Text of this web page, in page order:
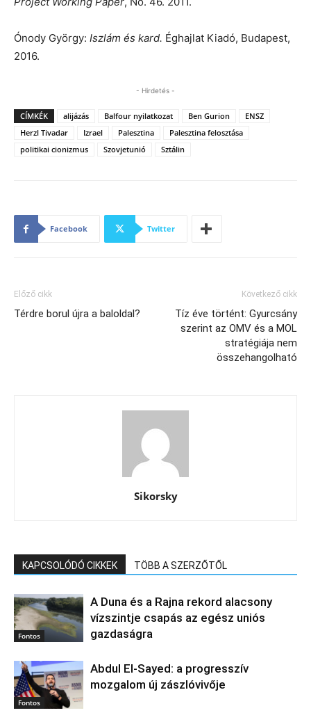
Ónody György: Iszlám és kard. Éghajlat Kiadó, Budapest,
2016.
- Hirdetés -
CÍMKÉK alijázás Balfour nyilatkozat Ben Gurion
ENSZ
Herzl Tivadar
Izrael Palesztina
Palesztina felosztása
politikai cionizmus
Szovjetunió Sztálin
Facebook Twitter
Előző cikk
Térdre borul újra a baloldal?
Következő cikk
Tíz éve történt: Gyurcsány
szerint az OMV és a MOL
stratégiája nem
összehangolható
Sikorsky
KAPCSOLÓDÓ CIKKEK TÖBB A SZERZŐTŐL
Fontos
A Duna és a Rajna rekord alacsony
vízszintje csapás az egész uniós
gazdaságra
Fontos
Abdul El‑Sayed: a progresszív
mozgalom új zászlóvivője